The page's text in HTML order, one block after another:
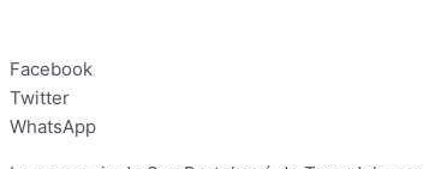
Facebook
Twitter
WhatsApp